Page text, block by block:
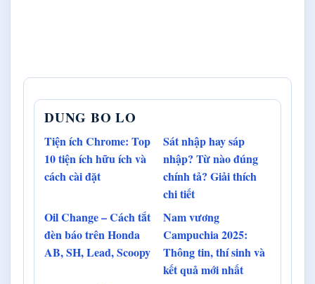
DUNG BO LO
Tiện ích Chrome: Top
10 tiện ích hữu ích và
cách cài đặt
Sát nhập hay sáp
nhập? Từ nào đúng
chính tả? Giải thích
chi tiết
Oil Change – Cách tắt
đèn báo trên Honda
AB, SH, Lead, Scoopy
Nam vương
Campuchia 2025:
Thông tin, thí sinh và
kết quả mới nhất